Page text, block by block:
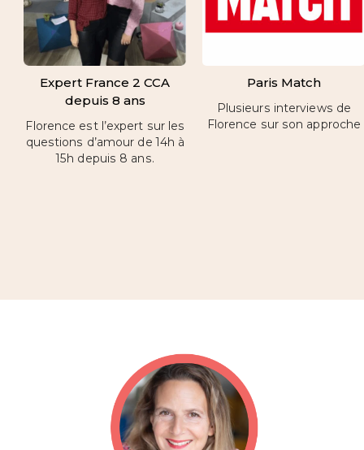
Expert France 2 CCA
depuis 8 ans
Florence est l’expert sur les
questions d’amour de 14h à
15h depuis 8 ans.
Paris Match
Plusieurs interviews de
Florence sur son approche